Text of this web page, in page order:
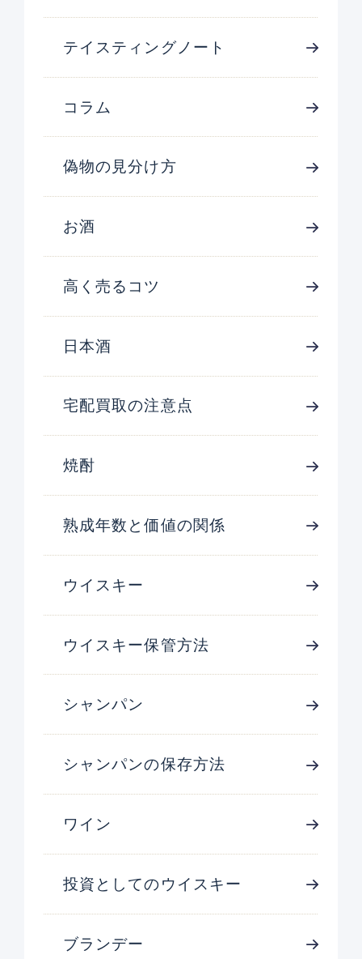
テイスティングノート
コラム
偽物の見分け方
お酒
高く売るコツ
日本酒
宅配買取の注意点
焼酎
熟成年数と価値の関係
ウイスキー
ウイスキー保管方法
シャンパン
シャンパンの保存方法
ワイン
投資としてのウイスキー
ブランデー